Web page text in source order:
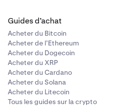
Guides d’achat
Acheter du Bitcoin
Acheter de l’Ethereum
Acheter du Dogecoin
Acheter du XRP
Acheter du Cardano
Acheter du Solana
Acheter du Litecoin
Tous les guides sur la crypto